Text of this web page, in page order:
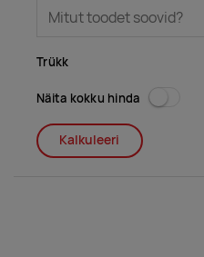
Trükk
Näita kokku hinda
Kalkuleeri